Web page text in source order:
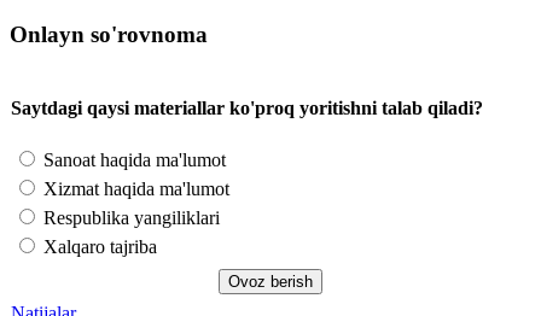
Onlayn so'rovnoma
Saytdagi qaysi materiallar ko'proq yoritishni talab qiladi?
Sanoat haqida ma'lumot
Xizmat haqida ma'lumot
Respublika yangiliklari
Xalqaro tajriba